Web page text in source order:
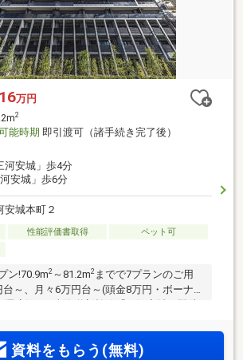
万円
2
能時期 即引渡可（諸手続き完了後）
河安城」歩4分
安城」歩6分
安城本町２
性能評価書取得
ペット可
ン!70.9m2 ～81.2m2 までで7プランのご用
～、月々6万円台～(頭金8万円・ボーナス
資料をもらう(無料)